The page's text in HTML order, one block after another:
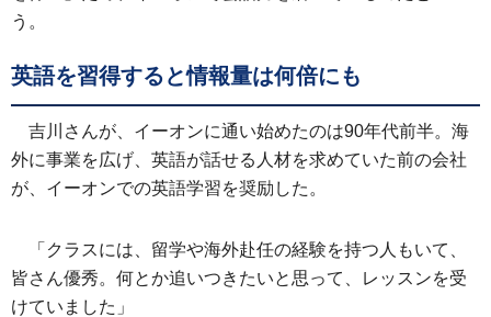
う。
英語を習得すると情報量は何倍にも
吉川さんが、イーオンに通い始めたのは90年代前半。海
外に事業を広げ、英語が話せる人材を求めていた前の会社
が、イーオンでの英語学習を奨励した。
「クラスには、留学や海外赴任の経験を持つ人もいて、
皆さん優秀。何とか追いつきたいと思って、レッスンを受
けていました」